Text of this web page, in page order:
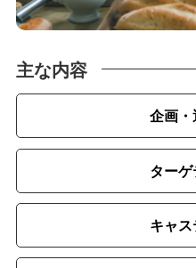
主な内容
企画
ター
キャ